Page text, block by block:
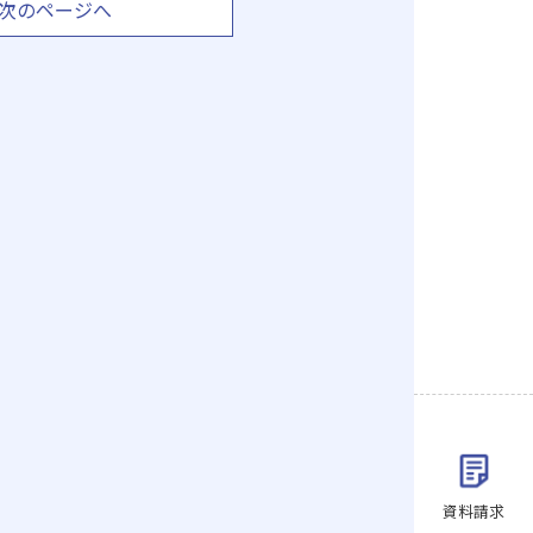
資料請求
のページへ